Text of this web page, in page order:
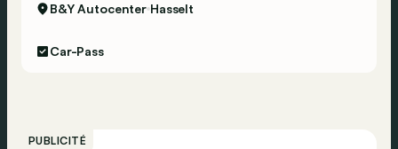
B&Y Autocenter Hasselt
Car-Pass
PUBLICITÉ